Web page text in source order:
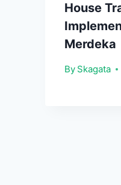
House
Merdeka
By Skagata